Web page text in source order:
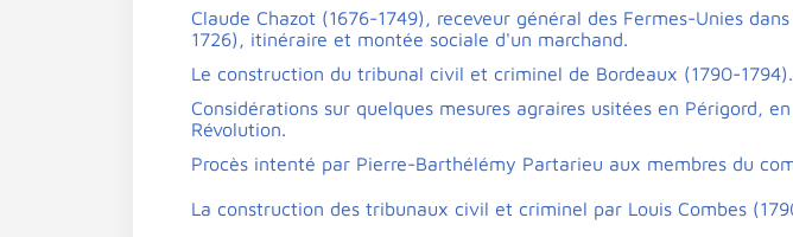
Claude Chazot (1676-1749), receveur général des Fermes-Unies
1726), itinéraire et montée sociale d'un marchand.
Le construction du tribunal civil et criminel de Bordeaux (1790-
Considérations sur quelques mesures agraires usitées en Périgord,
Révolution.
Procès intenté par Pierre-Barthélémy Partarieu aux membres du
La construction des tribunaux civil et criminel par Louis Combes